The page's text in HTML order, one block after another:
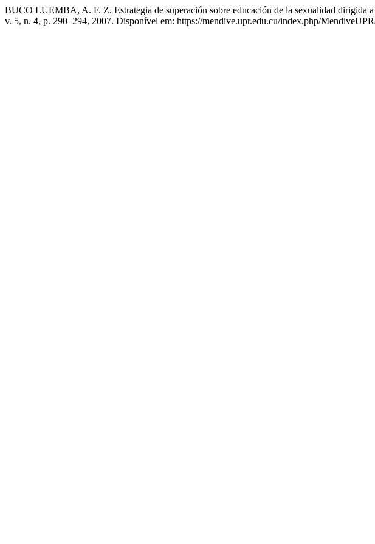
BUCO LUEMBA, A. F. Z. Estrategia de superación sobre educación de la sexualidad dirigida a
v. 5, n. 4, p. 290–294, 2007. Disponível em: https://mendive.upr.edu.cu/index.php/